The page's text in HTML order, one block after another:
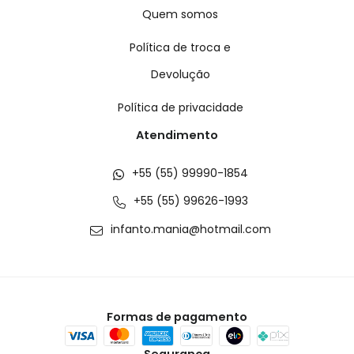
Quem somos
Política de troca e
Devolução
Política de privacidade
Atendimento
+55 (55) 99990-1854
+55 (55) 99626-1993
infanto.mania@hotmail.com
Formas de pagamento